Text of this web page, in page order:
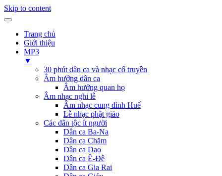
Skip to content
Trang chủ
Giới thiệu
MP3
▼
30 phút dân ca và nhạc cổ truyền
Âm hưởng dân ca
Âm hưởng quan họ
Âm nhạc nghi lễ
Âm nhạc cung đình Huế
Lễ nhạc phật giáo
Các dân tộc ít người
Dân ca Ba-Na
Dân ca Chăm
Dân ca Dao
Dân ca Ê-Đê
Dân ca Gia Rai